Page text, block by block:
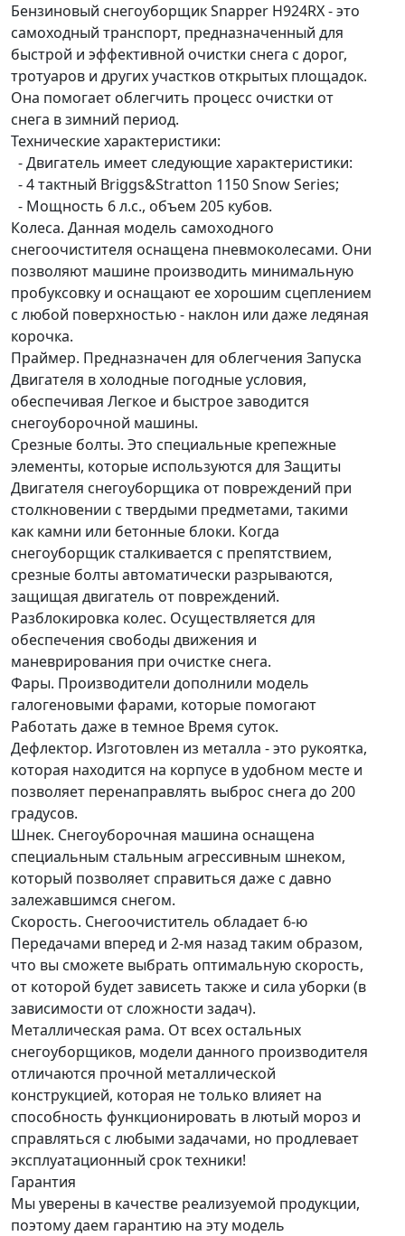
Бензиновый снегоуборщик Snapper H924RX - это
самоходный транспорт, предназначенный для
быстрой и эффективной очистки снега с дорог,
тротуаров и других участков открытых площадок.
Она помогает облегчить процесс очистки от
снега в зимний период.
Технические характеристики:
- Двигатель имеет следующие характеристики:
- 4 тактный Briggs&Stratton 1150 Snow Series;
- Мощность 6 л.с., объем 205 кубов.
Колеса. Данная модель самоходного
снегоочистителя оснащена пневмоколесами. Они
позволяют машине производить минимальную
пробуксовку и оснащают ее хорошим сцеплением
с любой поверхностью - наклон или даже ледяная
корочка.
Праймер. Предназначен для облегчения Запуска
Двигателя в холодные погодные условия,
обеспечивая Легкое и быстрое заводится
снегоуборочной машины.
Срезные болты. Это специальные крепежные
элементы, которые используются для Защиты
Двигателя снегоуборщика от повреждений при
столкновении с твердыми предметами, такими
как камни или бетонные блоки. Когда
снегоуборщик сталкивается с препятствием,
срезные болты автоматически разрываются,
защищая двигатель от повреждений.
Разблокировка колес. Осуществляется для
обеспечения свободы движения и
маневрирования при очистке снега.
Фары. Производители дополнили модель
галогеновыми фарами, которые помогают
Работать даже в темное Время суток.
Дефлектор. Изготовлен из металла - это рукоятка,
которая находится на корпусе в удобном месте и
позволяет перенаправлять выброс снега до 200
градусов.
Шнек. Снегоуборочная машина оснащена
специальным стальным агрессивным шнеком,
который позволяет справиться даже с давно
залежавшимся снегом.
Скорость. Снегоочиститель обладает 6-ю
Передачами вперед и 2-мя назад таким образом,
что вы сможете выбрать оптимальную скорость,
от которой будет зависеть также и сила уборки (в
зависимости от сложности задач).
Металлическая рама. От всех остальных
снегоуборщиков, модели данного производителя
отличаются прочной металлической
конструкцией, которая не только влияет на
способность функционировать в лютый мороз и
справляться с любыми задачами, но продлевает
эксплуатационный срок техники!
Гарантия
Мы уверены в качестве реализуемой продукции,
поэтому даем гарантию на эту модель